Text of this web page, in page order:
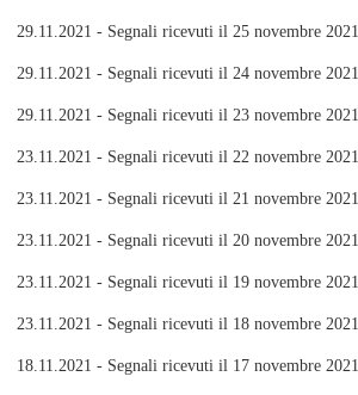
29.11.2021 - Segnali ricevuti il 25 novembre 2021
29.11.2021 - Segnali ricevuti il 24 novembre 2021
29.11.2021 - Segnali ricevuti il 23 novembre 2021
23.11.2021 - Segnali ricevuti il 22 novembre 2021
23.11.2021 - Segnali ricevuti il 21 novembre 2021
23.11.2021 - Segnali ricevuti il 20 novembre 2021
23.11.2021 - Segnali ricevuti il 19 novembre 2021
23.11.2021 - Segnali ricevuti il 18 novembre 2021
18.11.2021 - Segnali ricevuti il 17 novembre 2021